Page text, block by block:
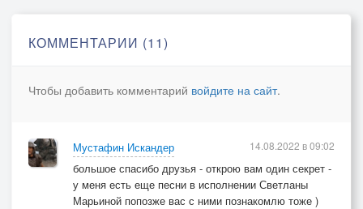
Не разлучит нас с тобой уже ни что
КОММЕНТАРИИ (11)
Чтобы добавить комментарий войдите на сайт.
Мустафин Искандер
большое спасибо друзья - открою вам один секрет -
у меня есть еще песни в исполнении Светланы
Марьиной попозже вас с ними познакомлю тоже )
14.08.2022 в 09:02